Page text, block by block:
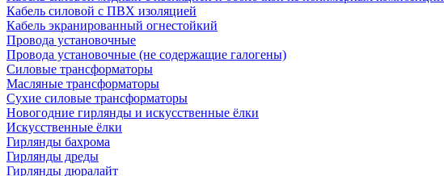
Кабель силовой с ПВХ изоляцией
Кабель экранированный огнестойкий
Провода установочные
Провода установочные (не содержащие галогены)
Силовые трансформаторы
Масляные трансформаторы
Сухие силовые трансформаторы
Новогодние гирлянды и искусственные ёлки
Искусственные ёлки
Гирлянды бахрома
Гирлянды дреды
Гирлянды дюралайт